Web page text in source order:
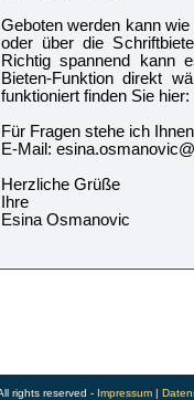
Geboten werden kann
oder über die
Richtig spannend kann
Bieten-Funktion direkt
funktioniert finden Sie
Für Fragen stehe ich
E-Mail:
Herzliche Grüße
Ihre
Esina Osmanovic
rights reserved - Impressum|